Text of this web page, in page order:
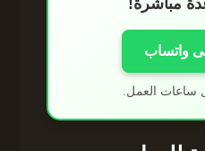
واتساب
ساعات العمل.